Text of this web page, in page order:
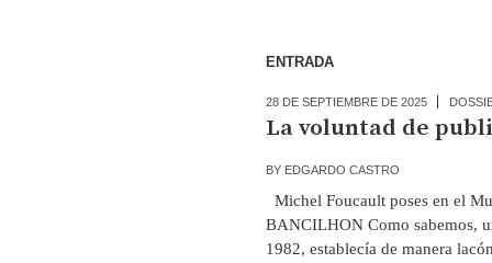
ENTRADA
28 DE SEPTIEMBRE DE 2025
La voluntad de
BY EDGARDO CASTRO
Michel Foucault poses en el
BANCILHON Como sabemos,
1982, establecía de manera